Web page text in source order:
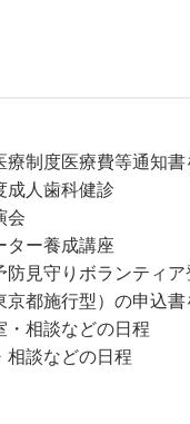
療制度医療費等通知書
成人歯科健診
会
ター養成講座
防見守りボランティア
京都施行型）の申込書
・相談などの日程
相談などの日程